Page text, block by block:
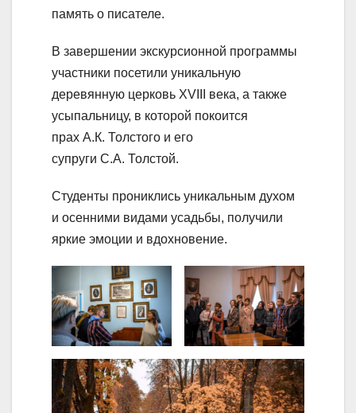
память о писателе.
В завершении экскурсионной программы
участники посетили уникальную
деревянную церковь XVIII века, а также
усыпальницу, в которой покоится
прах А.К. Толстого и его
супруги С.А. Толстой.
Студенты прониклись уникальным духом
и осенними видами усадьбы, получили
яркие эмоции и вдохновение.